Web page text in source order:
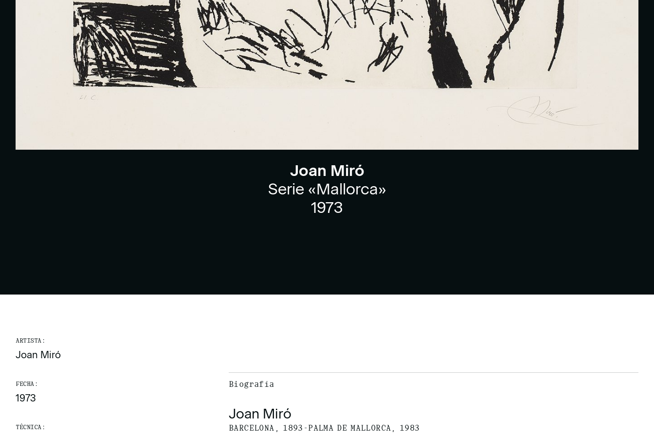
Joan Miró
Serie «Mallorca»
1973
ARTISTA:
Joan Miró
FECHA:
1973
TÉCNICA:
Biografía
Joan Miró
BARCELONA, 1893-PALMA DE MALLORCA, 1983